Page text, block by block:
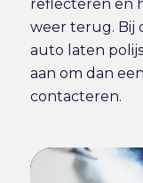
reflecteren en
weer terug. Bij
auto laten
aan om dan
contacteren.